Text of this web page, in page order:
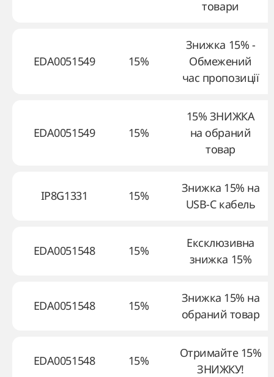
товари
EDA0051549 15%
Знижка 15% -
Обмежений
час пропозиції
EDA0051549 15%
15% ЗНИЖКА
на обраний
товар
IP8G1331 15%
Знижка 15% на
USB-C кабель
EDA0051548 15%
Ексклюзивна
знижка 15%
EDA0051548 15%
Знижка 15% на
обраний товар
EDA0051548 15%
Отримайте 15%
ЗНИЖКУ!